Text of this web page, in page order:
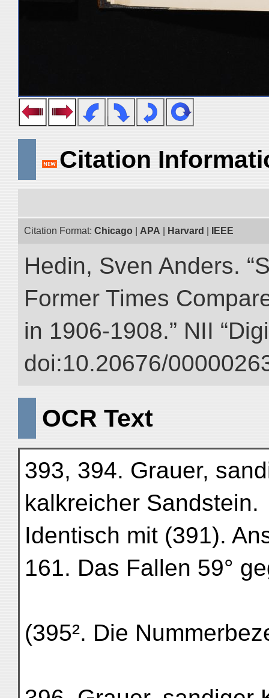
Citation
Citation Format: Chicago APA Harvard IEEE
Hedin, Sven Anders.
Former Times
in 1906-1908.” NII
doi:10.20676/
OCR Text
393, 394. Grauer,
kalkreicher Sandstein.
Identisch mit (391).
161. Das Fallen 59°
(395². Die